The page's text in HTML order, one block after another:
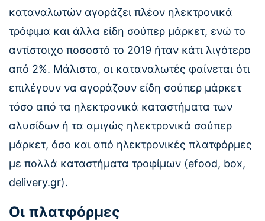
καταναλωτών αγοράζει πλέον ηλεκτρονικά
τρόφιμα και άλλα είδη σούπερ μάρκετ, ενώ το
αντίστοιχο ποσοστό το 2019 ήταν κάτι λιγότερο
από 2%. Μάλιστα, οι καταναλωτές φαίνεται ότι
επιλέγουν να αγοράζουν είδη σούπερ μάρκετ
τόσο από τα ηλεκτρονικά καταστήματα των
αλυσίδων ή τα αμιγώς ηλεκτρονικά σούπερ
μάρκετ, όσο και από ηλεκτρονικές πλατφόρμες
με πολλά καταστήματα τροφίμων (efood, box,
delivery.gr).
Οι πλατφόρμες